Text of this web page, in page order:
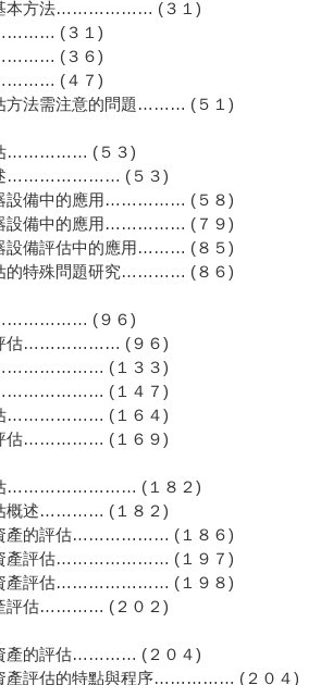
本方法……………… (３１)
(３１)
(３６)
(４７)
方法需注意的問題……… (５１)
…………… (５３)
述………………… (５３)
設備中的應用…………… (５８)
設備中的應用…………… (７９)
設備評估中的應用……… (８５)
的特殊問題研究………… (８６)
……………… (９６)
估……………… (９６)
………………… (１３３)
………………… (１４７)
……………… (１６４)
估…………… (１６９)
估…………………… (１８２)
概述………… (１８２)
產的評估……………… (１８６)
產評估………………… (１９７)
產評估………………… (１９８)
評估………… (２０２)
產的評估………… (２０４)
產評估的特點與程序…………… (２０４)